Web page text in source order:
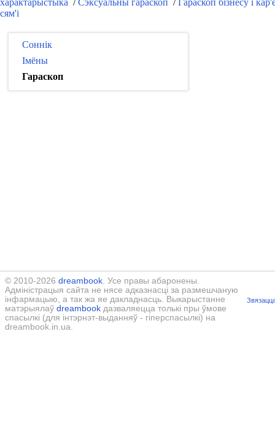
характарыстыка /Сэксуальны гараскоп /Гараскоп бізнесу і
сям'і
Соннік
Імёны
Гараскоп
© 2010-2026 dreambook. Усе правы абаронены.
Адміністрацыя сайта не нясе адказнасці за размешчаную
інфармацыю, а так жа яе дакладнасць. Выкарыстанне
матэрыялаў dreambook дазваляецца толькі пры ўмове
спасылкі (для інтэрнэт-выданняў - гіперспасылкі) на
dreambook.in.ua.